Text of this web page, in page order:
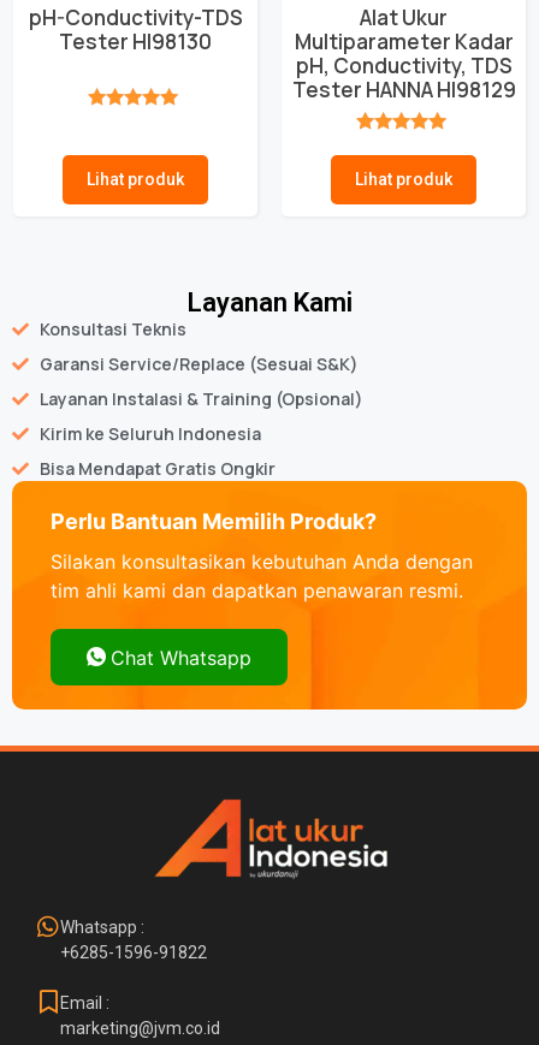
pH-Conductivity-TDS
Tester HI98130
Lihat produk
Alat Ukur
Multiparameter Kadar
pH, Conductivity, TDS
Tester HANNA HI98129
Lihat produk
Layanan Kami
Konsultasi Teknis
Garansi Service/Replace (Sesuai S&K)
Layanan Instalasi & Training (Opsional)
Kirim ke Seluruh Indonesia
Bisa Mendapat Gratis Ongkir
Perlu Bantuan Memilih Produk?
Silakan konsultasikan kebutuhan Anda dengan
tim ahli kami dan dapatkan penawaran resmi.
Chat Whatsapp
Whatsapp :
+6285-1596-91822
Email :
marketing@jvm.co.id